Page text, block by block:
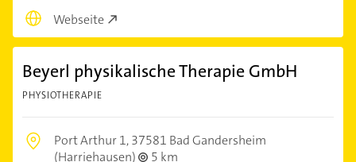
Webseite
Beyerl physikalische Therapie GmbH
PHYSIOTHERAPIE
Port Arthur 1,37581 Bad Gandersheim
(Harriehausen)
5 km